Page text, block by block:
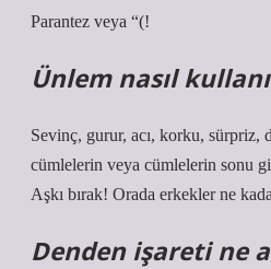
Parantez veya “(!
Ünlem nasıl
Sevinç, gurur, acı, korku, sürpriz,
cümlelerin veya cümlelerin sonu
Aşkı bırak! Orada erkekler ne
Denden işareti ne